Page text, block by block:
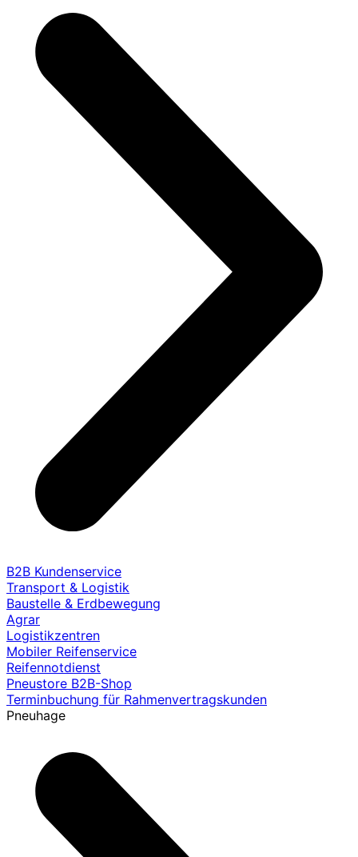
B2B Kundenservice
Transport & Logistik
Baustelle & Erdbewegung
Agrar
Logistikzentren
Mobiler Reifenservice
Reifennotdienst
Pneustore B2B-Shop
Terminbuchung für Rahmenvertragskunden
Pneuhage